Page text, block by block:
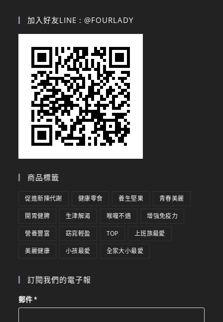
加入好友LINE : @FOURLADY
商品標籤
促進新陳代謝 健康零食 養生堅果 青春美麗
開胃健脾 生津解渴 喉嚨不適 增強免疫力
營養豐富 窈窕輕盈 TOP 上班族最愛
美麗健康 小孩最愛 全家大小最愛
訂閱我們的電子報
郵件*